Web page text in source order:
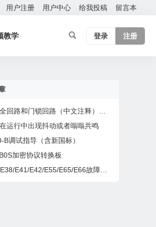
用户注册 用户中心 给我投稿 留言本
教学 登录 注册
运行中出现抖动或者嗡嗡共鸣
B调试指导（含新国标）
加密协议转换板